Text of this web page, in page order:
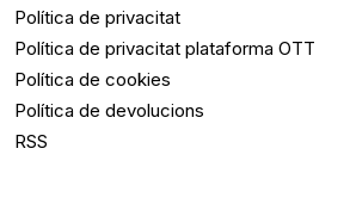
Política de privacitat
Política de privacitat plataforma OTT
Política de cookies
Política de devolucions
RSS